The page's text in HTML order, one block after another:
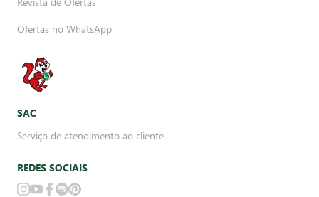
Ofertas no WhatsApp
SAC
Serviço de atendimento ao cliente
REDES SOCIAIS